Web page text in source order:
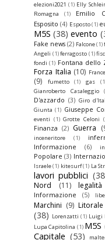
elezioni2021 (1) Elly
Romagna
(1) Emilio
Esposito (4) Esposto(1)
M5S (38) evento
Fake news (2) Falcone(1)
Angeli (1)ferragosto (1)
fondi (1) Fontana dello
Forza Italia (10)
(9)
fumetto (1) gas
Gianroberto Casaleggio
D'azzardo (3) Giro
Giunta (1) Giuseppe
eventi (1) Grotte Celoni
Finanza (2) Guerra
inceneritore (1)
Informazione (6)
Popolare (3)
Israele(1) kitesurf(1) La
lavori pubblici
Nord
(11) legalità
Informazione
(5)
Marchini (9) Litorale
(38) Lorenzatti (1) Luigi
Lupa Capitolina (1) M5S
Capitale (53)